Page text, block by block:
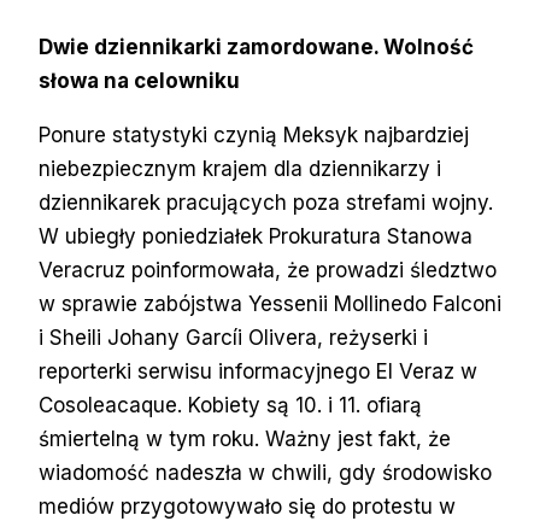
Dwie dziennikarki zamordowane. Wolność
słowa na celowniku
Ponure statystyki czynią Meksyk najbardziej
niebezpiecznym krajem dla dziennikarzy i
dziennikarek pracujących poza strefami wojny.
W ubiegły poniedziałek Prokuratura Stanowa
Veracruz poinformowała, że ​​prowadzi śledztwo
w sprawie zabójstwa Yessenii Mollinedo Falconi
i Sheili Johany Garcíi Olivera, reżyserki i
reporterki serwisu informacyjnego El Veraz w
Cosoleacaque. Kobiety są 10. i 11. ofiarą
śmiertelną w tym roku. Ważny jest fakt, że
wiadomość nadeszła w chwili, gdy środowisko
mediów przygotowywało się do protestu w